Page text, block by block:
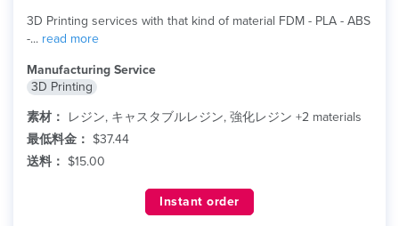
3D Printing services with that kind of material FDM - PLA - ABS
-... read more
Manufacturing Service
3D Printing
素材：
レジン, キャスタブルレジン, 強化レジン +2 materials
最低料金： $37.44
送料： $15.00
Instant order